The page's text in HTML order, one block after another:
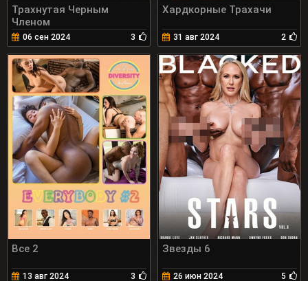
Трахнутая Черным
Членом
06 сен 2024 3
Хардкорные Трахачи
31 авг 2024 2
Все 2
13 авг 2024 3
Звезды 6
26 июн 2024 5